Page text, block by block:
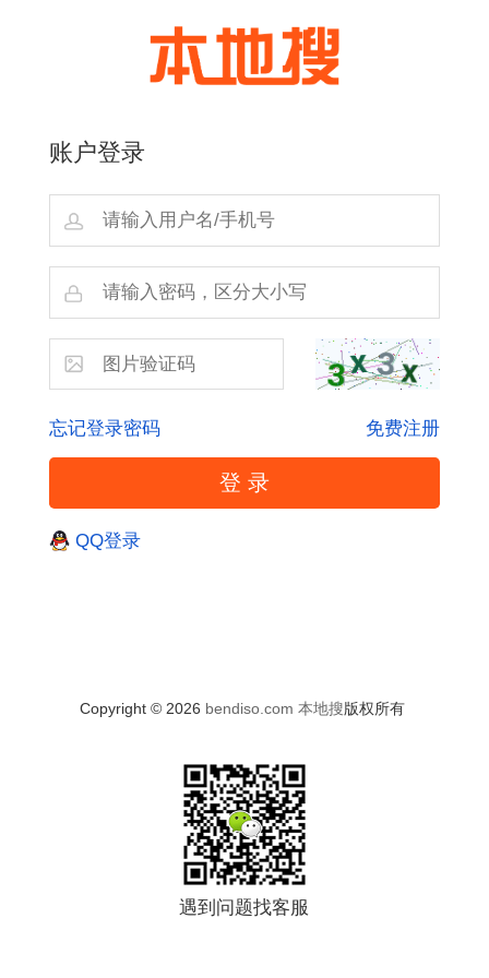
账户登录
忘记登录密码 免费注册
QQ登录
Copyright © 2026 bendiso.com 本地搜版权所有
遇到问题找客服